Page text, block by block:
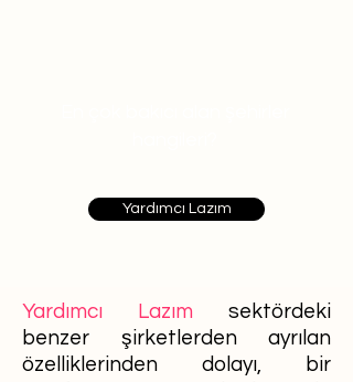
Yardımcı Lazım
Yardımcı Lazım sektördeki
benzer şirketlerden ayrılan
özelliklerinden dolayı, bir